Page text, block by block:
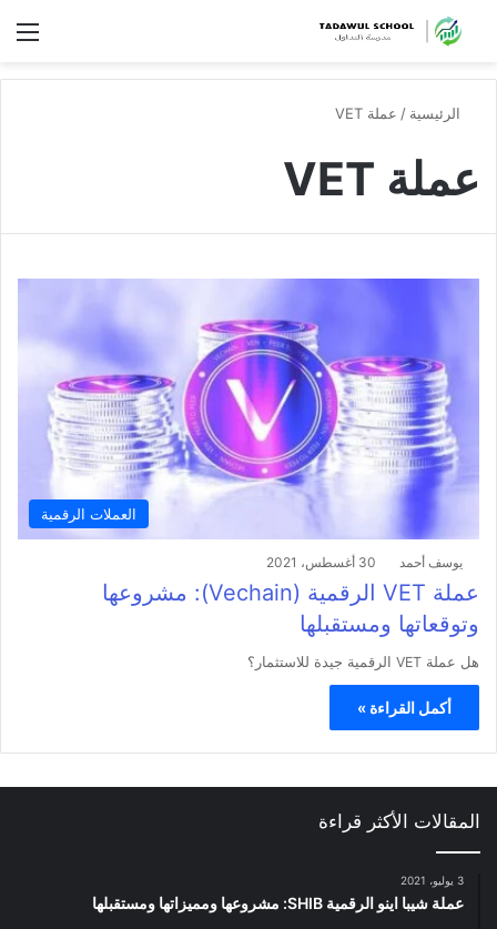
الرئيسية / عملة VET
عملة VET
العملات الرقمية
يوسف أحمد 30 أغسطس، 2021
عملة VET الرقمية (Vechain): مشروعها
وتوقعاتها ومستقبلها
هل عملة VET الرقمية جيدة للاستثمار؟
أكمل القراءة »
المقالات الأكثر قراءة
3 يوليو، 2021
عملة شيبا اينو الرقمية SHIB: مشروعها ومميزاتها ومستقبلها